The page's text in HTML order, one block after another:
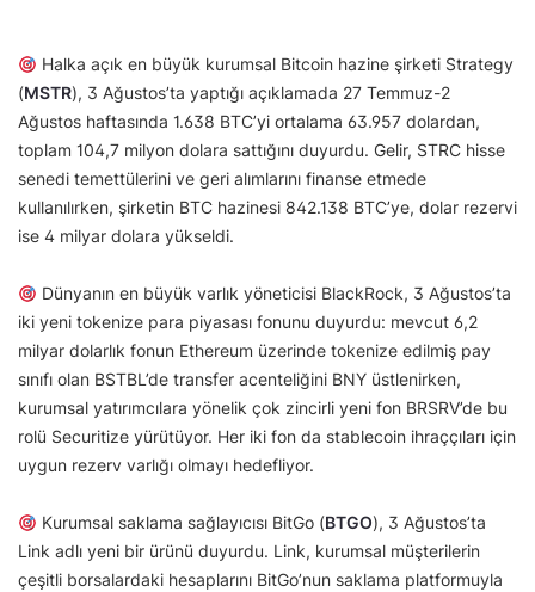
Halka açık en büyük kurumsal Bitcoin hazine şirketi Strategy
(MSTR), 3 Ağustos’ta yaptığı açıklamada 27 Temmuz-2
Ağustos haftasında 1.638 BTC’yi ortalama 63.957 dolardan,
toplam 104,7 milyon dolara sattığını duyurdu. Gelir, STRC hisse
senedi temettülerini ve geri alımlarını finanse etmede
kullanılırken, şirketin BTC hazinesi 842.138 BTC’ye, dolar rezervi
ise 4 milyar dolara yükseldi.
Dünyanın en büyük varlık yöneticisi BlackRock, 3 Ağustos’ta
iki yeni tokenize para piyasası fonunu duyurdu: mevcut 6,2
milyar dolarlık fonun Ethereum üzerinde tokenize edilmiş pay
sınıfı olan BSTBL’de transfer acenteliğini BNY üstlenirken,
kurumsal yatırımcılara yönelik çok zincirli yeni fon BRSRV’de bu
rolü Securitize yürütüyor. Her iki fon da stablecoin ihraççıları için
uygun rezerv varlığı olmayı hedefliyor.
Kurumsal saklama sağlayıcısı BitGo (BTGO), 3 Ağustos’ta
Link adlı yeni bir ürünü duyurdu. Link, kurumsal müşterilerin
çeşitli borsalardaki hesaplarını BitGo’nun saklama platformuyla